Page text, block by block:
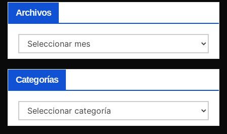
Archivos
Archivos
Categorías
Categorías